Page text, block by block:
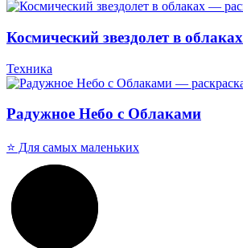
Космический звездолет в облаках
Техника
Радужное Небо с Облаками
⭐ Для самых маленьких